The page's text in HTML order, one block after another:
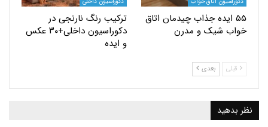
ایده جذاب چیدمان اتاق
شیک و مدرن
ترکیب رنگ نارنجی در
دکوراسیون داخلی+۳۰ عکس
بعدی